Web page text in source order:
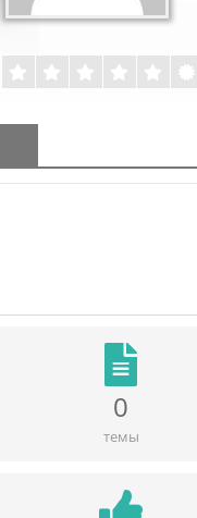
0
темы